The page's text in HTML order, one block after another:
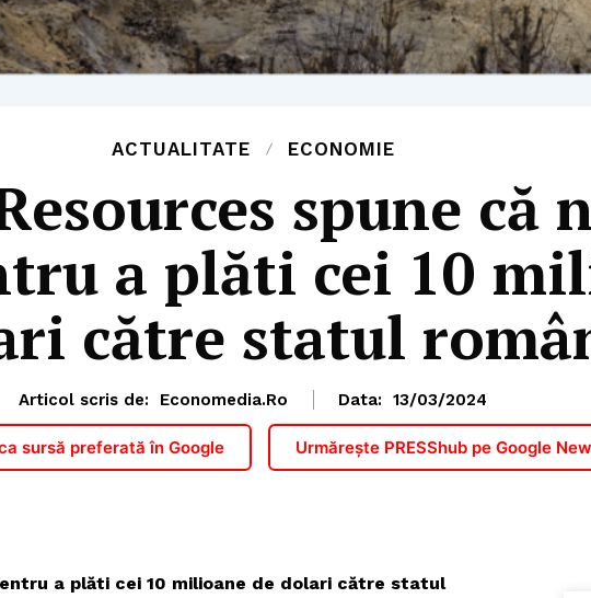
ACTUALITATE ECONOMIE
spune că
a plăti cei 10
către statul
Articol scris de: Economedia.ro Data: 13/03/2024
sursă preferată în Google Urmărește PRESShub pe Google
a plăti cei 10 milioane de dolari către statul